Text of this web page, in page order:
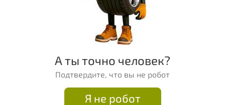
А ты точно человек?
Подтвердите, что вы не робот
Я не робот